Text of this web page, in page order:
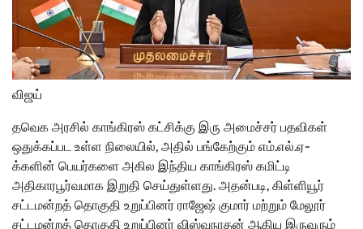
விஜய்
தவெக அரசில் காங்கிரஸ் கட்சிக்கு இரு அமைச்சர் பதவிகள்
ஒதுக்கப்பட உள்ள நிலையில், அதில் பங்கேற்கும் எம்.எல்.ஏ-
க்களின் பெயர்களை அகில இந்திய காங்கிரஸ் கமிட்டி
அதிகாரபூர்வமாக இறுதி செய்துள்ளது. அதன்படி, கிள்ளியூர்
சட்டமன்றத் தொகுதி உறுப்பினர் ராஜேஷ் குமார் மற்றும் மேலூர்
சட்டமன்றத் தொகுதி உறுப்பினர் விஸ்வநாதன் ஆகிய இருவரும்